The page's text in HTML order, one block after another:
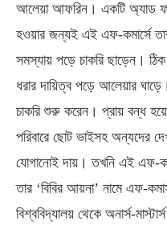
আলেয়া আফরিন। একটি অ্যাড
হওয়ার জন্যই এই এফ-কমার্সে
সমস্যায় পড়ে চাকরি ছাড়েন।
ধরার দায়িত্ব পড়ে আলেয়ার
চাকরি শুরু করেন। প্রায় বন্ধ হয়ে
পরিবারে ছোট ভাইসহ অন্যদের
যোগানোই দায়। তখনি এই এফ-
তার ‘বিবির আয়না’ নামে এফ-
বিশ্ববিদ্যালয় থেকে অনার্স-